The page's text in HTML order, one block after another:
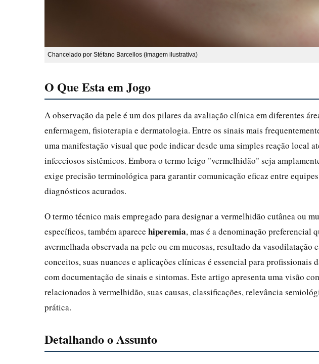
Chancelado por Stéfano Barcellos (imagem ilustrativa)
O Que Esta em Jogo
A observação da pele é um dos pilares da avaliação clínica em diferentes
enfermagem, fisioterapia e dermatologia. Entre os sinais mais
uma manifestação visual que pode indicar desde uma simples reação local
infecciosos sistêmicos. Embora o termo leigo "vermelhidão" seja
exige precisão terminológica para garantir comunicação eficaz entre
diagnósticos acurados.
O termo técnico mais empregado para designar a vermelhidão cutânea ou
específicos, também aparece hiperemia, mas é a denominação preferencial
avermelhada observada na pele ou em mucosas, resultado da vasodilatação
conceitos, suas nuances e aplicações clínicas é essencial para profissionais
com documentação de sinais e sintomas. Este artigo apresenta uma visão
relacionados à vermelhidão, suas causas, classificações, relevância
prática.
Detalhando o Assunto